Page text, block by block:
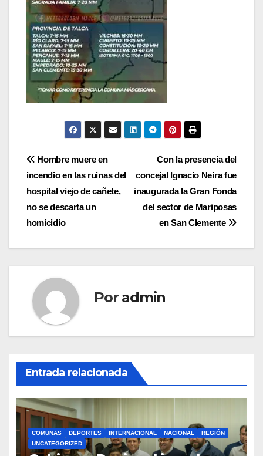
Navegación
de
entradas
Con la presencia del
concejal Ignacio Neira fue
inaugurada la Gran Fonda
del sector de Mariposas
en San Clemente
Hombre muere en
incendio en las ruinas del
hospital viejo de cañete,
no se descarta un
homicidio
Por admin
Entrada relacionada
COMUNAS DEPORTES INTERNACIONAL NACIONAL
REGIÓN
UNCATEGORIZED